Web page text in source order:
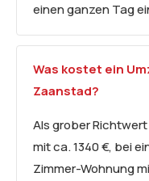
einen ganzen Tag
Was kostet ein
Zaanstad?
Als grober
mit ca. 1340 €, bei
Zimmer-Wohnung